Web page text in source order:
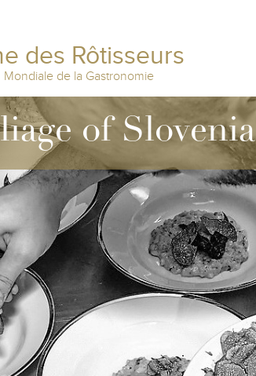
des Rôtisseurs
Mondiale de la Gastronomie
of Slovenia